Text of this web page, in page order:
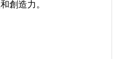
創造力。